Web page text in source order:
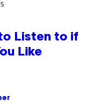
Listen to if
Like